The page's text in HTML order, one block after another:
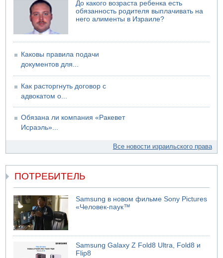
США не будут давить на Израиль в вопросе Ливана
06.08.2026 11:41
Трое подростков ограбили сексшоп в Холоне
До какого возраста ребенка есть
обязанность родителя выплачивать на
него алименты в Израиле?
Каковы правила подачи
документов для...
Как расторгнуть договор с
адвокатом о...
Обязана ли компания «Ракевет
Исраэль»...
Все новости израильского права
ПОТРЕБИТЕЛЬ
Samsung в новом фильме Sony Pictures
«Человек-паук™
Samsung Galaxy Z Fold8 Ultra, Fold8 и
Flip8